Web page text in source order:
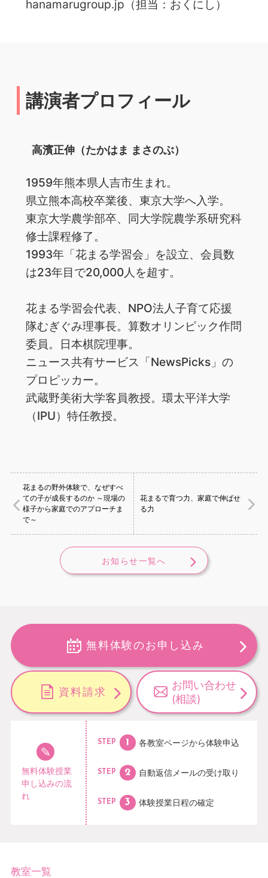
hanamarugroup.jp（担当：おくにし）
講演者プロフィール
高濱正伸（たかはま まさのぶ）
1959年熊本県人吉市生まれ。
県立熊本高校卒業後、東京大学へ入学。
東京大学農学部卒、同大学院農学系研究科
修士課程修了。
1993年「花まる学習会」を設立、会員数
は23年目で20,000人を超す。
花まる学習会代表、NPO法人子育て応援
隊むぎぐみ理事長。算数オリンピック作問
委員。日本棋院理事。
ニュース共有サービス「NewsPicks」の
プロピッカー。
武蔵野美術大学客員教授。環太平洋大学
（IPU）特任教授。
花まるの野外体験で、なぜすべ
ての子が成長するのか ～現場の
様子から家庭でのアプローチま
で～
花まるで育つ力、家庭で伸ばせ
る力
お知らせ一覧へ
無料体験のお申し込み
資料請求
お問い合わせ
(相談)
無料体験授業
申し込みの流
れ
STEP 各教室ページから体験申込
STEP 自動返信メールの受け取り
STEP 体験授業日程の確定
教室一覧